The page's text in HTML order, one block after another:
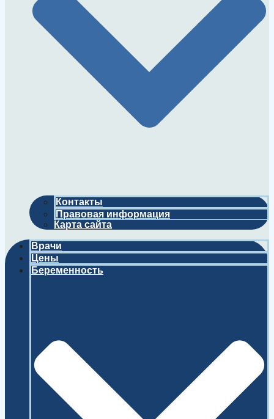
Контакты
Правовая информация
Карта сайта
Врачи
Цены
Беременность